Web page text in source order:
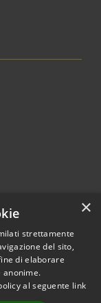
2026 • Comune di
• Powered by
×
strettamente
del sito,
di elaborare
anonime.
al seguente link